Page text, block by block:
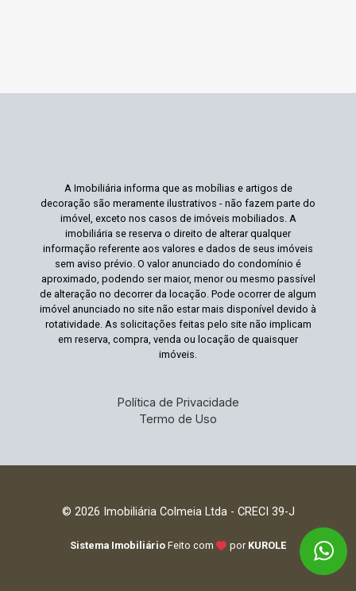
A Imobiliária informa que as mobílias e artigos de
decoração são meramente ilustrativos - não fazem parte do
imóvel, exceto nos casos de imóveis mobiliados. A
imobiliária se reserva o direito de alterar qualquer
informação referente aos valores e dados de seus imóveis
sem aviso prévio. O valor anunciado do condomínio é
aproximado, podendo ser maior, menor ou mesmo passível
de alteração no decorrer da locação. Pode ocorrer de algum
imóvel anunciado no site não estar mais disponível devido à
rotatividade. As solicitações feitas pelo site não implicam
em reserva, compra, venda ou locação de quaisquer
imóveis.
Política de Privacidade
Termo de Uso
© 2026 Imobiliária Colmeia Ltda - CRECI 39-J
Sistema Imobiliário Feito com por KUROLE